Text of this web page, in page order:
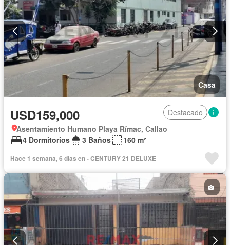
Casa
USD159,000
Destacado
Asentamiento Humano Playa Rímac, Callao
4 Dormitorios
3 Baños 160 m²
Hace 1 semana, 6 días en - CENTURY 21 DELUXE